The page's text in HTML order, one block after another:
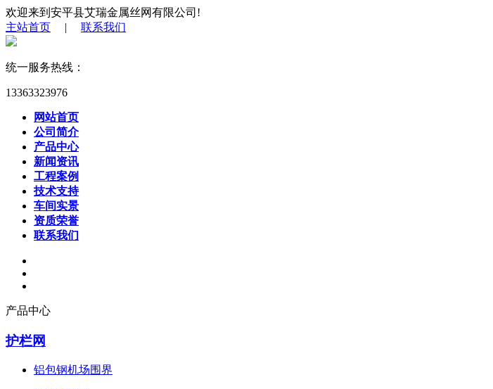
欢迎来到安平县艾瑞金属丝网有限公司!
主站首页 | 联系我们
统一服务热线：
13363323976
网站首页
公司简介
产品中心
新闻资讯
工程案例
技术支持
车间实景
资质荣誉
联系我们
产品中心
护栏网
铝包钢机场围界